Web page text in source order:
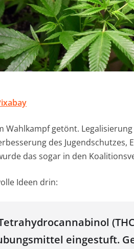
Wahlkampf getönt.
des
das sogar in den
Ideen drin:
eingestuft.